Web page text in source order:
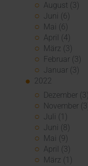
August (3)
Juni (6)
Mai (6)
April (4)
März (3)
Februar (3)
Januar (3)
2022
Dezember (3)
November
Juli (1)
Juni (8)
Mai (9)
April (3)
März (1)